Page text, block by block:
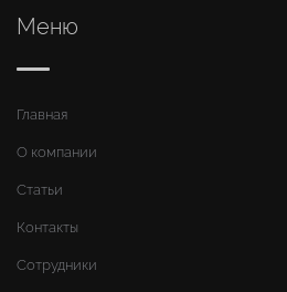
Меню
Главная
О компании
Статьи
Контакты
Сотрудники